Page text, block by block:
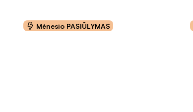
Mėnesio PASIŪLYMAS